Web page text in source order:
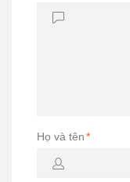
Họ và tên*